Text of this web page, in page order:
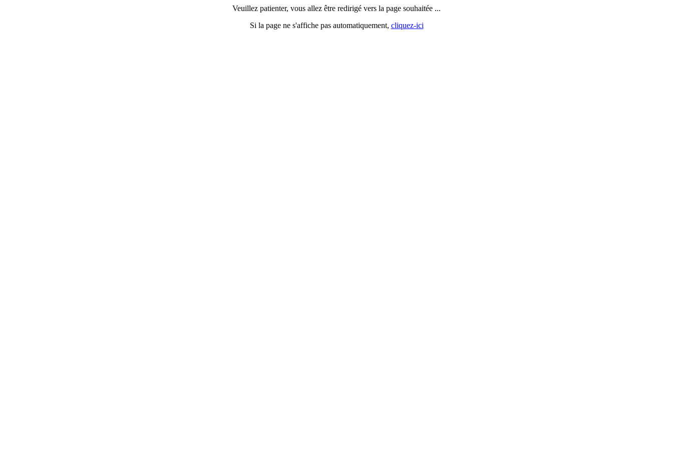
Veuillez patienter, vous allez être redirigé vers la page souhaitée ...
Si la page ne s'affiche pas automatiquement, cliquez-ici